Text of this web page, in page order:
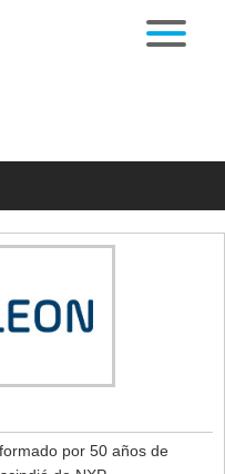
por 50 años de